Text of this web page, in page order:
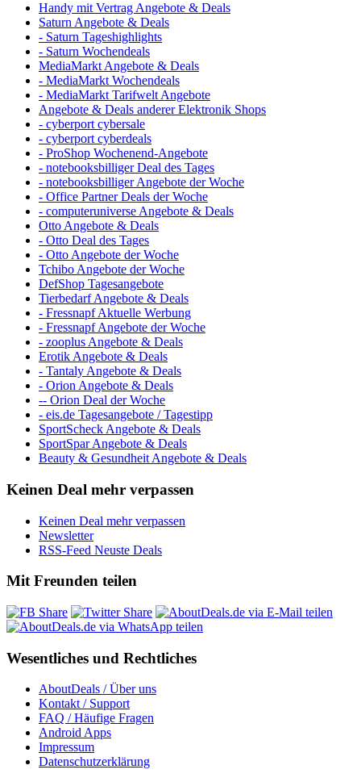
Handy mit Vertrag Angebote & Deals
Saturn Angebote & Deals
- Saturn Tageshighlights
- Saturn Wochendeals
MediaMarkt Angebote & Deals
- MediaMarkt Wochendeals
- MediaMarkt Tarifwelt Angebote
Angebote & Deals anderer Elektronik Shops
- cyberport cybersale
- cyberport cyberdeals
- ProShop Wochenend-Angebote
- notebooksbilliger Deal des Tages
- notebooksbilliger Angebote der Woche
- Office Partner Deals der Woche
- computeruniverse Angebote & Deals
Otto Angebote & Deals
- Otto Deal des Tages
- Otto Angebote der Woche
Tchibo Angebote der Woche
DefShop Tagesangebote
Tierbedarf Angebote & Deals
- Fressnapf Aktuelle Werbung
- Fressnapf Angebote der Woche
- zooplus Angebote & Deals
Erotik Angebote & Deals
- Tantaly Angebote & Deals
- Orion Angebote & Deals
-- Orion Deal der Woche
- eis.de Tagesangebote / Tagestipp
SportScheck Angebote & Deals
SportSpar Angebote & Deals
Beauty & Gesundheit Angebote & Deals
Keinen Deal mehr verpassen
Keinen Deal mehr verpassen
Newsletter
RSS-Feed Neuste Deals
Mit Freunden teilen
Wesentliches und Rechtliches
AboutDeals / Über uns
Kontakt / Support
FAQ / Häufige Fragen
Android Apps
Impressum
Datenschutzerklärung